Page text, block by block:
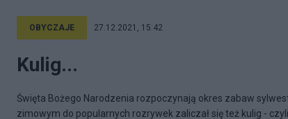
OBYCZAJE 27.12.2021, 15:42
Kulig...
Święta Bożego Narodzenia rozpoczynają okres zabaw
zimowym do popularnych rozrywek zaliczał się też kulig -